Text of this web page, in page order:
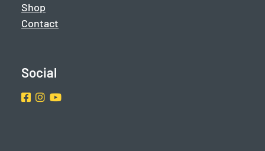
Shop
Contact
Social
Facebook
Instragram
Youtube